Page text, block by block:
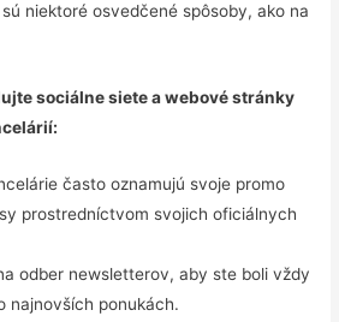
niektoré osvedčené spôsoby, ako na
sociálne siete a webové stránky
často oznamujú svoje promo
prostredníctvom svojich oficiálnych
odber newsletterov, aby ste boli vždy
najnovších ponukách.